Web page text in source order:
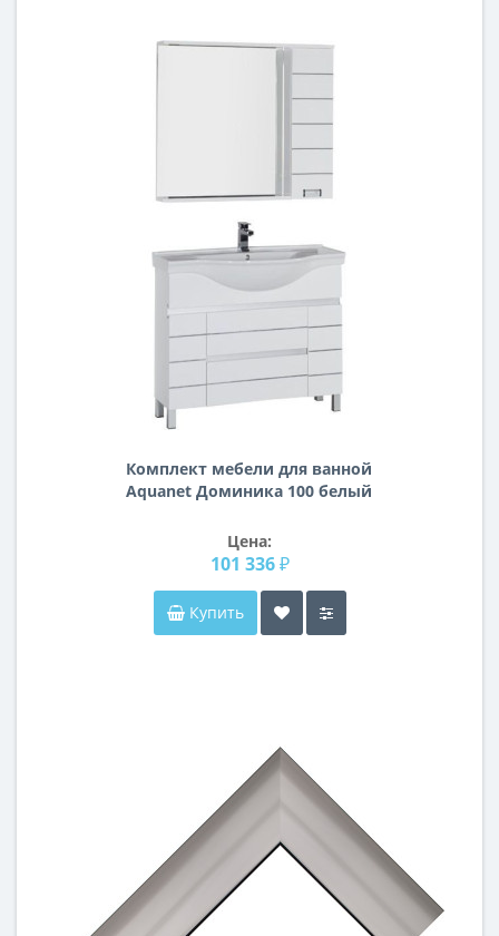
Комплект мебели для ванной
Aquanet Доминика 100 белый
Цена:
101 336 ₽
Купить